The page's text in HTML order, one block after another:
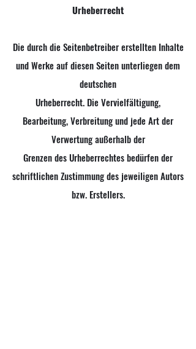
Urheberrecht
Die durch die Seitenbetreiber erstellten Inhalte
und Werke auf diesen Seiten unterliegen dem
deutschen
Urheberrecht. Die Vervielfältigung,
Bearbeitung, Verbreitung und jede Art der
Verwertung außerhalb der
Grenzen des Urheberrechtes bedürfen der
schriftlichen Zustimmung des jeweiligen Autors
bzw. Erstellers.